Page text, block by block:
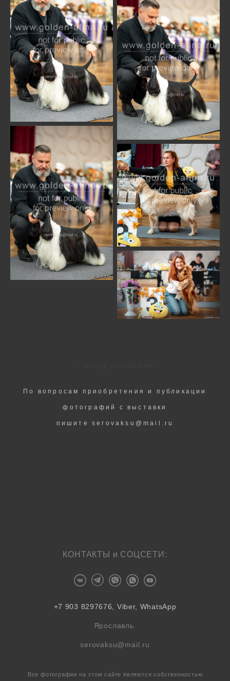
По вопросам приобретения и публикации
фотографий с выставки
пишите serovaksu@mail.ru
КОНТАКТЫ и СОЦСЕТИ:
+7 903 8297676, Viber, WhatsApp
Ярославль
serovaksu@mail.ru
Все фотографии на этом сайте являются собственностью